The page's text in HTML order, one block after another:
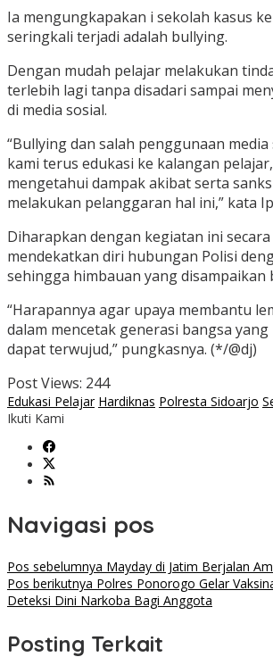
Ia mengungkapakan i sekolah kasus
seringkali terjadi adalah bullying.
Dengan mudah pelajar melakukan
terlebih lagi tanpa disadari sampai
di media sosial.
“Bullying dan salah penggunaan
kami terus edukasi ke kalangan
mengetahui dampak akibat serta
melakukan pelanggaran hal ini,” kata
Diharapkan dengan kegiatan ini
mendekatkan diri hubungan Polisi
sehingga himbauan yang disampaikan
“Harapannya agar upaya membantu
dalam mencetak generasi bangsa
dapat terwujud,” pungkasnya. (*/@dj)
Post Views: 244
Edukasi Pelajar Hardiknas Polresta Sidoarjo
Ikuti Kami
Navigasi pos
Pos sebelumnya Mayday di Jatim Berjalan
Pos berikutnya Polres Ponorogo Gelar
Deteksi Dini Narkoba Bagi Anggota
Posting Terkait